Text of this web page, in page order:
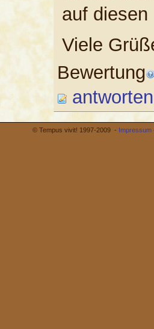
auf
Viele
Bewertung
antworten
© Tempus vivit! 1997-2009 - Impressum